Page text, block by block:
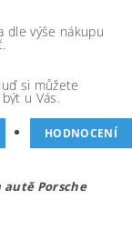
dle výše nákupu
si můžete
u Vás.
HODNOCENÍ
autě Porsche